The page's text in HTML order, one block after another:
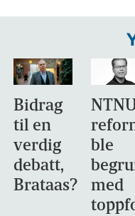
Bidrag
til en
verdig
debatt,
Brataas?
ble
med